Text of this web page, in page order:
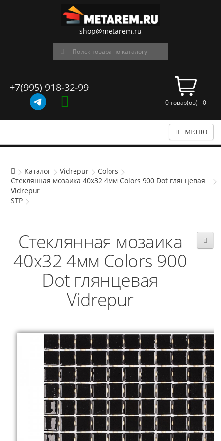
shop@metarem.ru
+7(995) 918-32-99
0 товар(ов) - 0
МЕНЮ
Каталог Vidrepur
Colors
Стеклянная мозаика 40x32 4мм Colors 900 Dot глянцевая
Vidrepur
STP
Стеклянная мозаика
40x32 4мм Colors 900
Dot глянцевая
Vidrepur